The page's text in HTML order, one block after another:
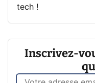
tech !
Inscrivez-